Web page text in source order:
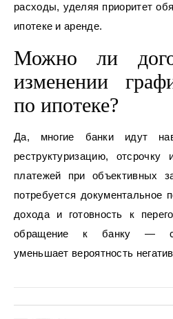
расходы, уделяя приоритет
ипотеке и аренде.
Можно ли
изменении
по ипотеке?
Да, многие банки идут
реструктуризацию,
платежей при объективных
потребуется документальное
дохода и готовность к
обращение к банку —
уменьшает вероятность